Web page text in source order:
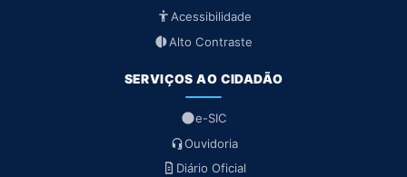
Acessibilidade
Alto Contraste
SERVIÇOS AO CIDADÃO
e-SIC
Ouvidoria
Diário Oficial